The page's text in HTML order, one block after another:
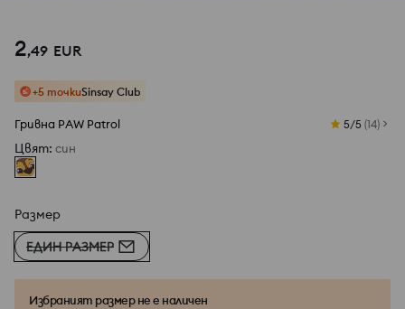
2,49 EUR
+5 точкиSinsay Club
Гривна PAW Patrol 5/5 (14)
Цвят: cин
Размер
ЕДИН РАЗМЕР
Избраният размер не е наличен